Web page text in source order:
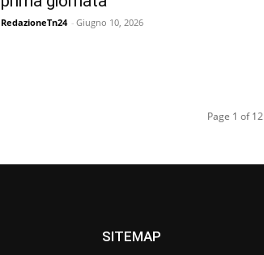
RedazioneTn24 - Giugno 10, 2026
Page 1 of 12
SITEMAP